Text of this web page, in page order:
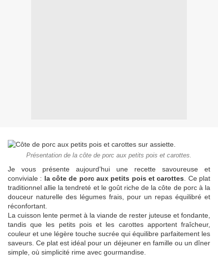
Présentation de la côte de porc aux petits pois et carottes.
Je vous présente aujourd’hui une recette savoureuse et
conviviale : la côte de porc aux petits pois et carottes . Ce plat
traditionnel allie la tendreté et le goût riche de la côte de porc à la
douceur naturelle des légumes frais, pour un repas équilibré et
réconfortant.
La cuisson lente permet à la viande de rester juteuse et fondante,
tandis que les petits pois et les carottes apportent fraîcheur,
couleur et une légère touche sucrée qui équilibre parfaitement les
saveurs. Ce plat est idéal pour un déjeuner en famille ou un dîner
simple, où simplicité rime avec gourmandise.